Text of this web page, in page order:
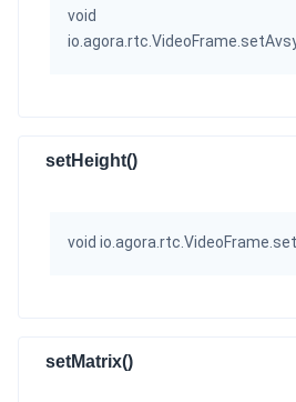
void
setHeight()
void
setMatrix()